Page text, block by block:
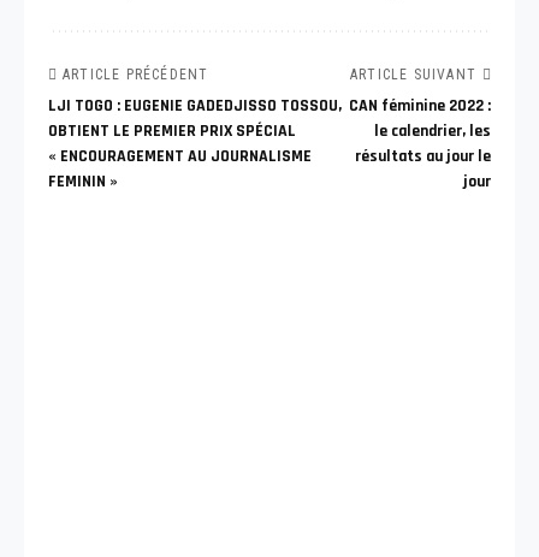
ARTICLE PRÉCÉDENT
LJI TOGO : EUGENIE GADEDJISSO TOSSOU,
OBTIENT LE PREMIER PRIX SPÉCIAL
« ENCOURAGEMENT AU JOURNALISME
FEMININ »
ARTICLE SUIVANT
CAN féminine 2022 :
le calendrier, les
résultats au jour le
jour